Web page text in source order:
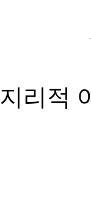
지리적